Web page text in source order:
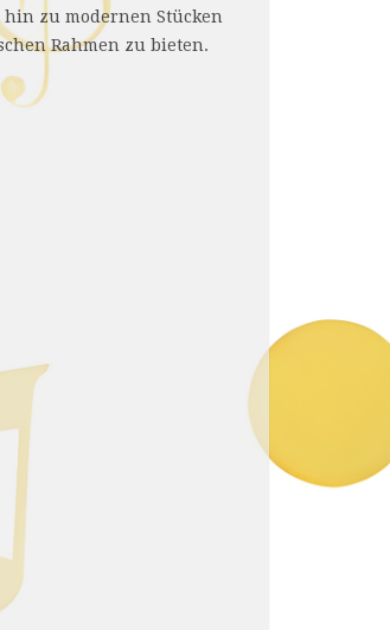
zu modernen Stücken
Rahmen zu bieten.